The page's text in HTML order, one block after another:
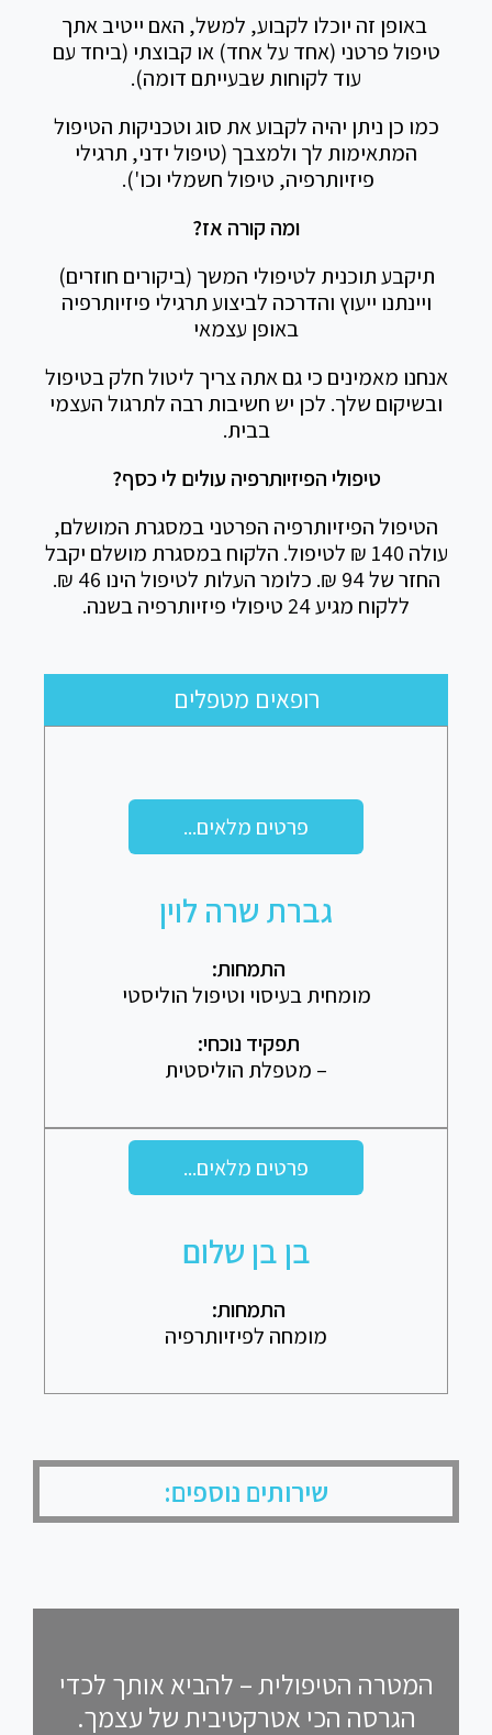
באופן זה יוכלו לקבוע, למשל, האם ייטיב אתך
טיפול פרטני (אחד על אחד) או קבוצתי (ביחד עם
עוד לקוחות שבעייתם דומה).
כמו כן ניתן יהיה לקבוע את סוג וטכניקות הטיפול
המתאימות לך ולמצבך (טיפול ידני, תרגילי
פיזיותרפיה, טיפול חשמלי וכו').
ומה קורה אז?
תיקבע תוכנית לטיפולי המשך (ביקורים חוזרים)
ויינתנו ייעוץ והדרכה לביצוע תרגילי פיזיותרפיה
באופן עצמאי
אנחנו מאמינים כי גם אתה צריך ליטול חלק בטיפול
ובשיקום שלך. לכן יש חשיבות רבה לתרגול העצמי
בבית.
טיפולי הפיזיותרפיה עולים לי כסף?
הטיפול הפיזיותרפיה הפרטני במסגרת המושלם,
עולה 140 ₪ לטיפול. הלקוח במסגרת מושלם יקבל
החזר של 94 ₪. כלומר העלות לטיפול הינו 46 ₪.
ללקוח מגיע 24 טיפולי פיזיותרפיה בשנה.
רופאים מטפלים
פרטים מלאים...
גברת שרה לוין
התמחות:
מומחית בעיסוי וטיפול הוליסטי
תפקיד נוכחי:
– מטפלת הוליסטית
פרטים מלאים...
בן בן שלום
התמחות:
מומחה לפיזיותרפיה
שירותים נוספים:
המטרה הטיפולית – להביא אותך לכדי
הגרסה הכי אטרקטיבית של עצמך.